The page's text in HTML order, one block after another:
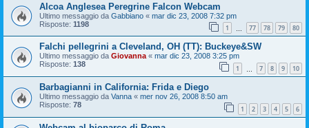
Alcoa Anglesea Peregrine Falcon Webcam
Ultimo messaggio da Gabbiano « mar dic 23, 2008 7:32 pm
Risposte: 1198 1 77 78 79 80
Falchi pellegrini a Cleveland, OH (TT): Buckeye&SW
Ultimo messaggio da Giovanna« mar dic 23, 2008 3:25 pm
Risposte: 138 1 7 8 9 10
Barbagianni in California: Frida e Diego
Ultimo messaggio da Vanna « mer nov 26, 2008 8:50 am
Risposte: 78 1 2 3 4 5 6